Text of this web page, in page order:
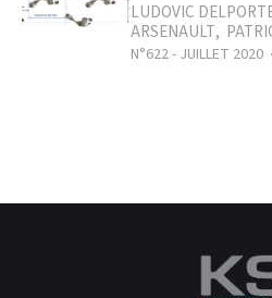
LUDOVIC
ARSENAULT,
N°622 - JUILLET 2020